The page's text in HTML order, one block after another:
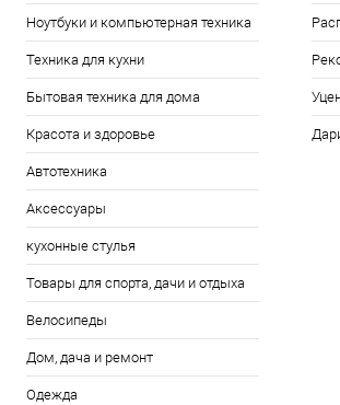
Ноутбуки и компьютерная техника
Техника для кухни
Бытовая техника для дома
Красота и здоровье
Автотехника
Аксессуары
кухонные стулья
Товары для спорта, дачи и отдыха
Велосипеды
Дом, дача и ремонт
Одежда